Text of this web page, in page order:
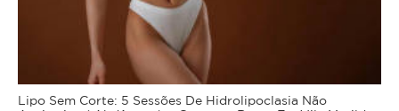
Lipo Sem Corte: 5 Sessões De Hidrolipoclasia Não